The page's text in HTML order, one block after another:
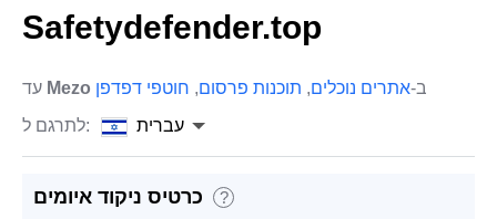
Safetydefender.top
Mezo ב-אתרים נוכלים, תוכנות פרסום, חוטפי דפדפן
לתרגם ל:
עברית
כרטיס ניקוד איומים ?